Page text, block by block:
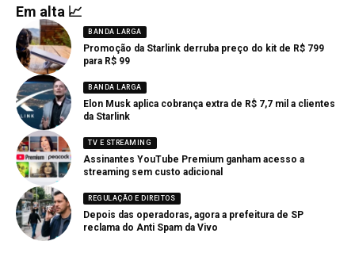
Em alta 📈
BANDA LARGA
Promoção da Starlink derruba preço do kit de R$ 799
para R$ 99
BANDA LARGA
Elon Musk aplica cobrança extra de R$ 7,7 mil a clientes
da Starlink
TV E STREAMING
Assinantes YouTube Premium ganham acesso a
streaming sem custo adicional
REGULAÇÃO E DIREITOS
Depois das operadoras, agora a prefeitura de SP
reclama do Anti Spam da Vivo